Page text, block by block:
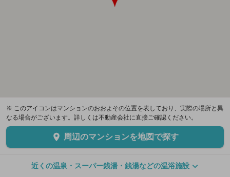
※ このアイコンはマンションのおおよその位置を表しており、実際の場所と異
なる場合がございます。詳しくは不動産会社に直接ご確認ください。
周辺のマンションを地図で探す
近くの温泉・スーパー銭湯・銭湯などの温浴施設